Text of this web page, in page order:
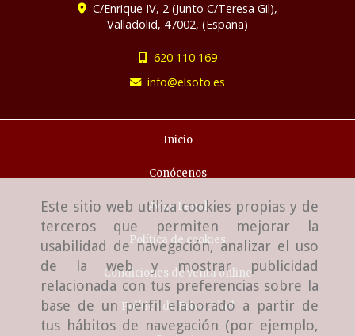
Este sitio web utiliza cookies propias y de
terceros que permiten mejorar la
usabilidad de navegación, analizar el uso
de la web y mostrar publicidad
relacionada con tus preferencias sobre la
base de un perfil elaborado a partir de
tus hábitos de navegación (por ejemplo,
C/Enrique IV, 2 (Junto C/Teresa Gil),
Valladolid, 47002, (España)
620 110 169
info
elsoto.es
Inicio
Conócenos
Aviso Legal
Política de cookies
Condiciones de venta online
Política de Privacidad